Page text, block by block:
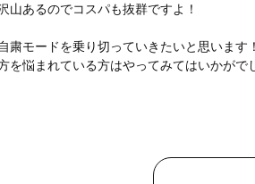
山あるのでコスパも抜群ですよ！
粛モードを乗り切っていきたいと思います！
を悩まれている方はやってみてはいかがで